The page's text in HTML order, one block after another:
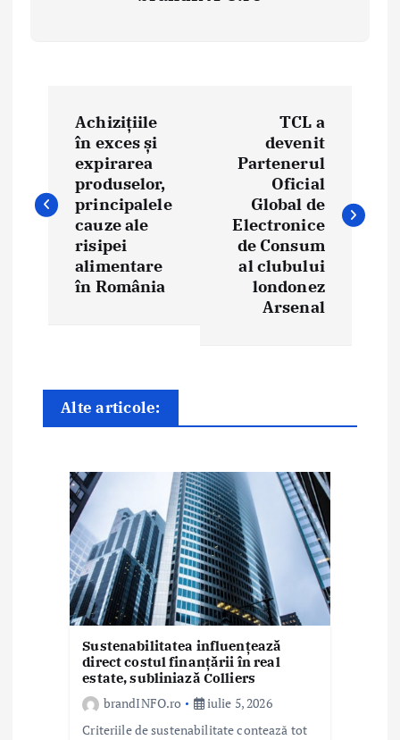
i
n
Achizițiile
în exces și
expirarea
produselor,
principalele
cauze ale
risipei
alimentare
în România
TCL a
devenit
Partenerul
Oficial
Global de
Electronice
de Consum
al clubului
londonez
Arsenal
Alte articole:
Sustenabilitatea influențează
direct costul finanțării în real
estate, subliniază Colliers
brandINFO.ro
iulie 5, 2026
Criteriile de sustenabilitate contează tot